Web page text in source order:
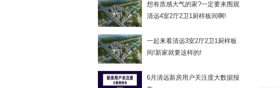
想有质感大气的家?一定要来围观
清远4室2厅2卫1厨样板间啊!
一起来看清远3室2厅2卫1厨样板
间!新家就要这样的!
6月清远新房用户关注度大数据报